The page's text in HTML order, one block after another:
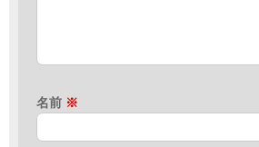
名前 ※